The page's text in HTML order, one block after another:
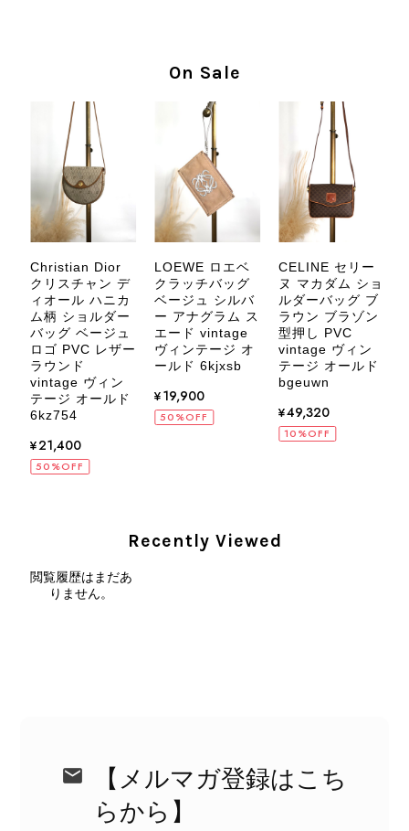
心いたしました。 また、商品からヴ
じていただけたようで、スタッフ一同
大変励みになります！ ぜひこれから
末永くご愛用いただけましたら幸いで
す。 また気になる商品やご不明な点
などございましたら、いつでもお気軽
にご相談ください。 またご縁がござ
いましたら、ぜひよろしくお願いいた
CELINE セリーヌ ブレスレット シルバー トリオンフ ホースビット SILVER925 vintage ヴィンテージ オールド 7f8hjn
2026/08/05
届いた商品は、写真には写っていない内側の蛇腹部分と全面ポケ
ットにカビがびっしりと生えていました。 とてもAランクとは思
ではなかったため、ショックも大きかったです。 私は今後こちら
で購入することはないですが、同じような思いをする購入者が出
ないよう、商品の状態をより正確に記載し、見えない部分も含め
On Sale
Christian Dior
クリスチャン デ
ィオール ハニカ
ム柄 ショルダー
バッグ ベージュ
ロゴ PVC レザー
ラウンド
vintage ヴィン
テージ オールド
6kz754
¥21,400
50%OFF
LOEWE ロエベ
クラッチバッグ
ベージュ シルバ
ー アナグラム ス
エード vintage
ヴィンテージ オ
ールド 6kjxsb
¥19,900
50%OFF
CELINE セリー
ヌ マカダム ショ
ルダーバッグ ブ
ラウン ブラゾン
型押し PVC
vintage ヴィン
テージ オールド
bgeuwn
¥49,320
10%OFF
Recently Viewed
閲覧履歴はまだあ
りません。
【メルマガ登録はこち
らから】